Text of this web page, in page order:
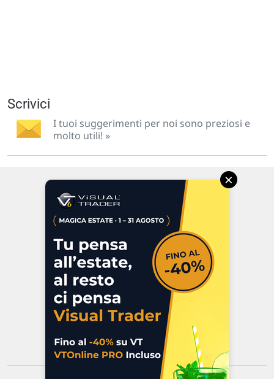
Scrivici
I tuoi suggerimenti per noi sono preziosi e
molto utili! »
47923 Rimini
P.IVA 02 452 460 401
Chi siamo
Commenti e segnalazioni
Contattaci
×